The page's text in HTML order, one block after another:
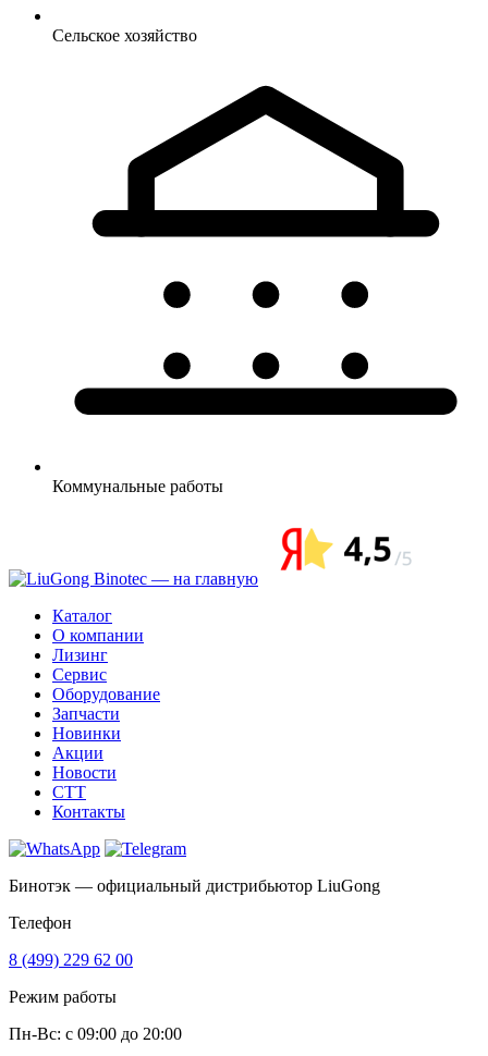
Сельское хозяйство
Коммунальные работы
Каталог
О компании
Лизинг
Сервис
Оборудование
Запчасти
Новинки
Акции
Новости
CTT
Контакты
Бинотэк — официальный дистрибьютор LiuGong
Телефон
8 (499) 229 62 00
Режим работы
Пн-Вс: c 09:00 до 20:00